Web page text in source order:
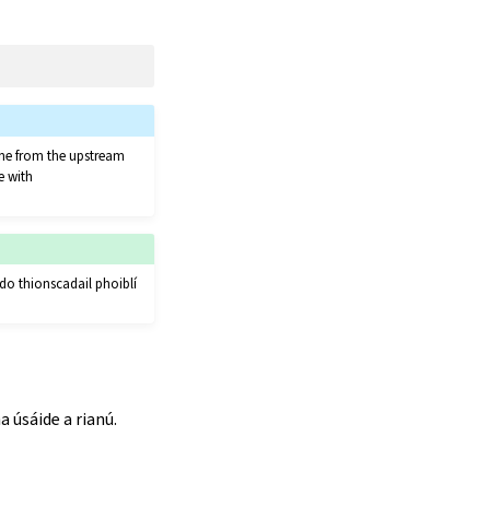
from the upstream
with
thionscadail phoiblí
úsáide a rianú.